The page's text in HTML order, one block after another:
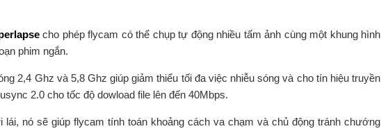
cho phép flycam có thể chụp tự động nhiều tấm ảnh cùng một khung hình
phim ngắn.
2,4 Ghz và 5,8 Ghz giúp giảm thiểu tối đa việc nhiễu sóng và cho tín hiệu truyền
2.0 cho tốc độ dowload file lên đến 40Mbps.
nó sẽ giúp flycam tính toán khoảng cách va chạm và chủ động tránh chướng